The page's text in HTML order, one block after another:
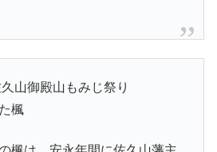
山御殿山もみじ祭り
楓